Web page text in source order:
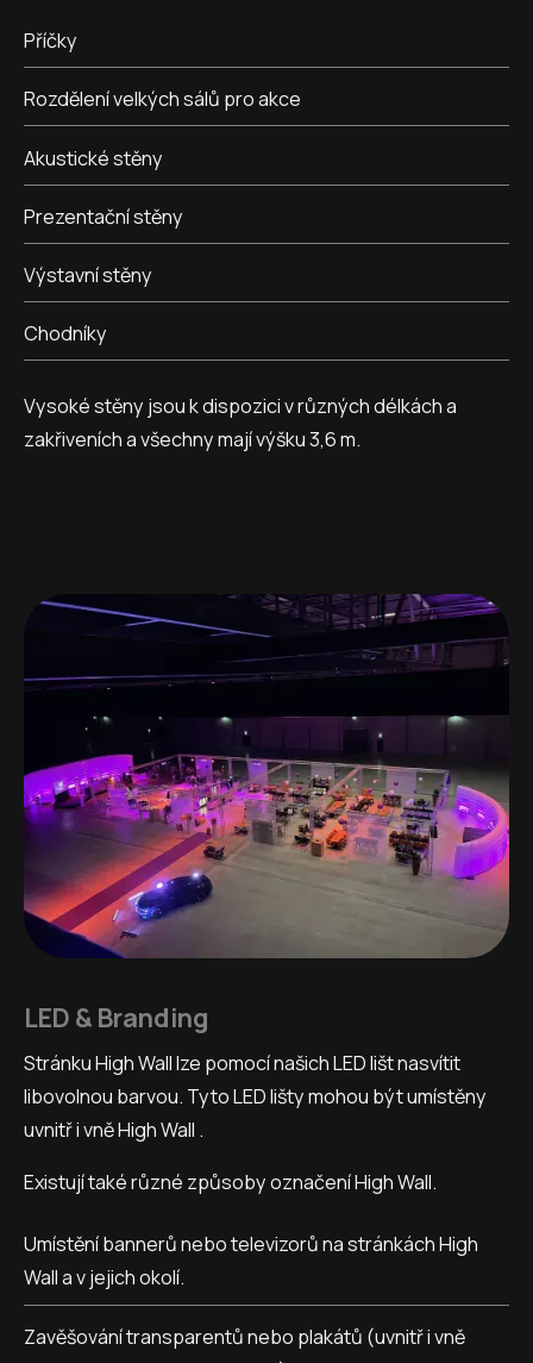
Příčky
Rozdělení velkých sálů pro akce
Akustické stěny
Prezentační stěny
Výstavní stěny
Chodníky
Vysoké stěny jsou k dispozici v různých délkách a
zakřiveních a všechny mají výšku 3,6 m.
LED & Branding
Stránku High Wall lze pomocí našich LED lišt nasvítit
libovolnou barvou. Tyto LED lišty mohou být umístěny
uvnitř i vně High Wall .
Existují také různé způsoby označení High Wall.
Umístění bannerů nebo televizorů na stránkách High
Wall a v jejich okolí.
Zavěšování transparentů nebo plakátů (uvnitř i vně